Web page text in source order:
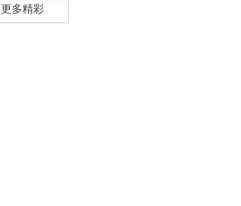
更多精彩